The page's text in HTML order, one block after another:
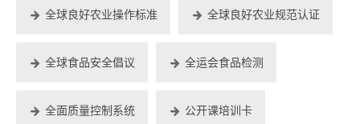
全球良好农业操作标准 全球良好农业规范认证
全球食品安全倡议 全运会食品检测
全面质量控制系统 公开课培训卡